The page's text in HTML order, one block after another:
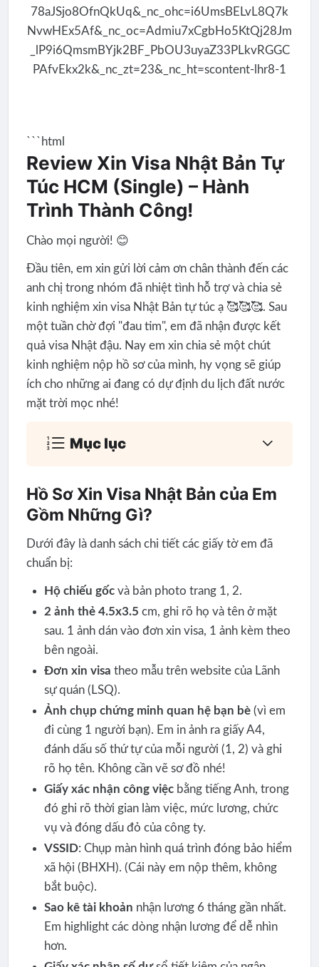
```html
Review Xin Visa Nhật Bản Tự
Túc HCM (Single) – Hành
Trình Thành Công!
Chào mọi người! 😊
Đầu tiên, em xin gửi lời cảm ơn chân thành đến các
anh chị trong nhóm đã nhiệt tình hỗ trợ và chia sẻ
kinh nghiệm xin visa Nhật Bản tự túc ạ 🥰🥰🥰. Sau
một tuần chờ đợi "đau tim", em đã nhận được kết
quả visa Nhật đậu. Nay em xin chia sẻ một chút
kinh nghiệm nộp hồ sơ của mình, hy vọng sẽ giúp
ích cho những ai đang có dự định du lịch đất nước
mặt trời mọc nhé!
Mục lục
Hồ Sơ Xin Visa Nhật Bản của Em
Gồm Những Gì?
Dưới đây là danh sách chi tiết các giấy tờ em đã
chuẩn bị:
Hộ chiếu gốcvà bản photo trang 1, 2.
2 ảnh thẻ 4.5x3.5 cm, ghi rõ họ và tên ở mặt
sau. 1 ảnh dán vào đơn xin visa, 1 ảnh kèm theo
bên ngoài.
Đơn xin visa theo mẫu trên website của Lãnh
sự quán (LSQ).
Ảnh chụp chứng minh quan hệ bạn bè(vì em
đi cùng 1 người bạn). Em in ảnh ra giấy A4,
đánh dấu số thứ tự của mỗi người (1, 2) và ghi
rõ họ tên. Không cần vẽ sơ đồ nhé!
Giấy xác nhận công việcbằng tiếng Anh, trong
đó ghi rõ thời gian làm việc, mức lương, chức
vụ và đóng dấu đỏ của công ty.
VSSID: Chụp màn hình quá trình đóng bảo hiểm
xã hội (BHXH). (Cái này em nộp thêm, không
bắt buộc).
Sao kê tài khoản nhận lương 6 tháng gần nhất.
Em highlight các dòng nhận lương để dễ nhìn
hơn.